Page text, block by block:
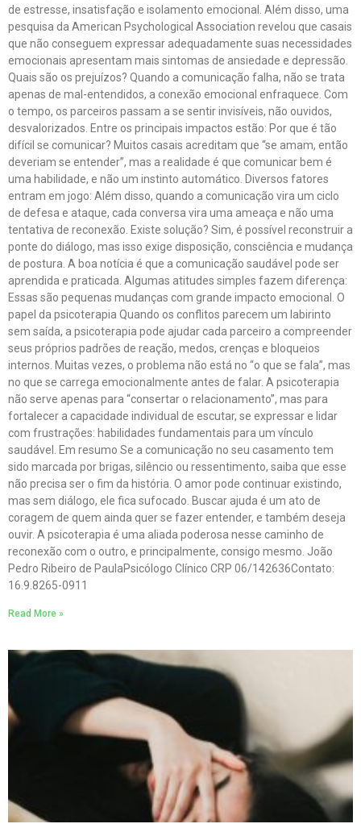
de estresse, insatisfação e isolamento emocional. Além disso, uma
pesquisa da American Psychological Association revelou que casais
que não conseguem expressar adequadamente suas necessidades
emocionais apresentam mais sintomas de ansiedade e depressão.
Quais são os prejuízos? Quando a comunicação falha, não se trata
apenas de mal-entendidos, a conexão emocional enfraquece. Com
o tempo, os parceiros passam a se sentir invisíveis, não ouvidos,
desvalorizados. Entre os principais impactos estão: Por que é tão
difícil se comunicar? Muitos casais acreditam que “se amam, então
deveriam se entender”, mas a realidade é que comunicar bem é
uma habilidade, e não um instinto automático. Diversos fatores
entram em jogo: Além disso, quando a comunicação vira um ciclo
de defesa e ataque, cada conversa vira uma ameaça e não uma
tentativa de reconexão. Existe solução? Sim, é possível reconstruir a
ponte do diálogo, mas isso exige disposição, consciência e mudança
de postura. A boa notícia é que a comunicação saudável pode ser
aprendida e praticada. Algumas atitudes simples fazem diferença:
Essas são pequenas mudanças com grande impacto emocional. O
papel da psicoterapia Quando os conflitos parecem um labirinto
sem saída, a psicoterapia pode ajudar cada parceiro a compreender
seus próprios padrões de reação, medos, crenças e bloqueios
internos. Muitas vezes, o problema não está no “o que se fala”, mas
no que se carrega emocionalmente antes de falar. A psicoterapia
não serve apenas para “consertar o relacionamento”, mas para
fortalecer a capacidade individual de escutar, se expressar e lidar
com frustrações: habilidades fundamentais para um vínculo
saudável. Em resumo Se a comunicação no seu casamento tem
sido marcada por brigas, silêncio ou ressentimento, saiba que esse
não precisa ser o fim da história. O amor pode continuar existindo,
mas sem diálogo, ele fica sufocado. Buscar ajuda é um ato de
coragem de quem ainda quer se fazer entender, e também deseja
ouvir. A psicoterapia é uma aliada poderosa nesse caminho de
reconexão com o outro, e principalmente, consigo mesmo. João
Pedro Ribeiro de PaulaPsicólogo Clínico CRP 06/142636Contato:
16.9.8265-0911
Read More »